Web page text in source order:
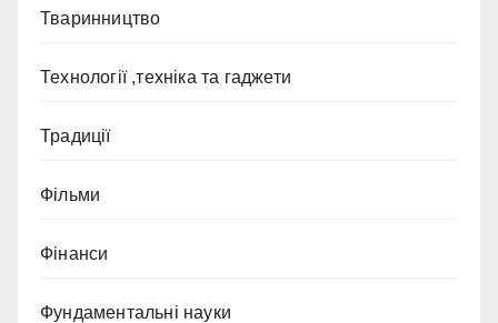
Тваринництво
Технології ,техніка та гаджети
Традиції
Фільми
Фінанси
Фундаментальні науки